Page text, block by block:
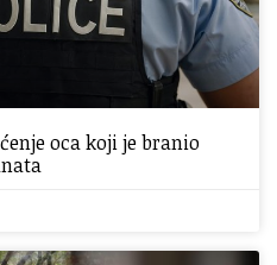
oca koji je branio